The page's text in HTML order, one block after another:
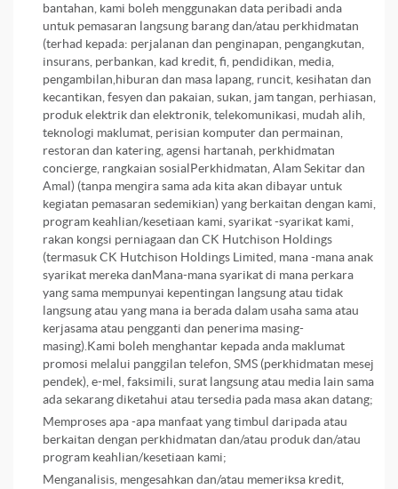
bantahan, kami boleh menggunakan data peribadi anda
untuk pemasaran langsung barang dan/atau perkhidmatan
(terhad kepada: perjalanan dan penginapan, pengangkutan,
insurans, perbankan, kad kredit, fi, pendidikan, media,
pengambilan,hiburan dan masa lapang, runcit, kesihatan dan
kecantikan, fesyen dan pakaian, sukan, jam tangan, perhiasan,
produk elektrik dan elektronik, telekomunikasi, mudah alih,
teknologi maklumat, perisian komputer dan permainan,
restoran dan katering, agensi hartanah, perkhidmatan
concierge, rangkaian sosialPerkhidmatan, Alam Sekitar dan
Amal) (tanpa mengira sama ada kita akan dibayar untuk
kegiatan pemasaran sedemikian) yang berkaitan dengan kami,
program keahlian/kesetiaan kami, syarikat -syarikat kami,
rakan kongsi perniagaan dan CK Hutchison Holdings
(termasuk CK Hutchison Holdings Limited, mana -mana anak
syarikat mereka danMana-mana syarikat di mana perkara
yang sama mempunyai kepentingan langsung atau tidak
langsung atau yang mana ia berada dalam usaha sama atau
kerjasama atau pengganti dan penerima masing-
masing).Kami boleh menghantar kepada anda maklumat
promosi melalui panggilan telefon, SMS (perkhidmatan mesej
pendek), e-mel, faksimili, surat langsung atau media lain sama
ada sekarang diketahui atau tersedia pada masa akan datang;
Memproses apa -apa manfaat yang timbul daripada atau
berkaitan dengan perkhidmatan dan/atau produk dan/atau
program keahlian/kesetiaan kami;
Menganalisis, mengesahkan dan/atau memeriksa kredit,